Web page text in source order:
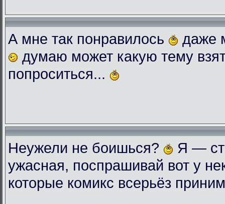
А мне так понравилось
даже
думаю может какую тему
попроситься...
Неужели не боишься?
Я —
ужасная, поспрашивай вот у
которые комикс всерьёз